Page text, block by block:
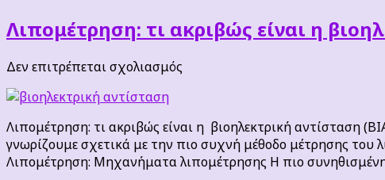
Λιπομέτρηση: τι ακριβώς είναι η
Δεν επιτρέπεται σχολιασμός
ακριβώς
είναι
η
βιοηλεκτρική
Λιπομέτρηση: τι ακριβώς είναι η βιοηλεκτρική αντίσταση
γνωρίζουμε σχετικά με την πιο συχνή μέθοδο μέτρησης του
Λιπομέτρηση: Μηχανήματα λιπομέτρησης Η πιο συνηθισμένη